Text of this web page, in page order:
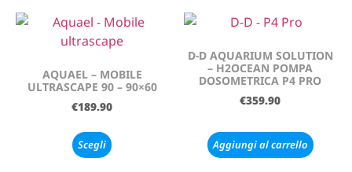
AQUAEL – MOBILE
ULTRASCAPE 90 – 90×60
€189.90
Scegli
D-D AQUARIUM SOLUTION
– H2OCEAN POMPA
DOSOMETRICA P4 PRO
€359.90
Aggiungi al carrello